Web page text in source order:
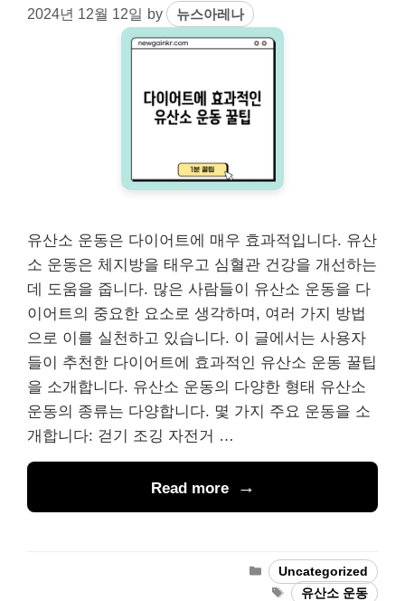
2024년 12월 12일 by 뉴스아레나
유산소 운동은 다이어트에 매우 효과적입니다. 유산
소 운동은 체지방을 태우고 심혈관 건강을 개선하는
데 도움을 줍니다. 많은 사람들이 유산소 운동을 다
이어트의 중요한 요소로 생각하며, 여러 가지 방법
으로 이를 실천하고 있습니다. 이 글에서는 사용자
들이 추천한 다이어트에 효과적인 유산소 운동 꿀팁
을 소개합니다. 유산소 운동의 다양한 형태 유산소
운동의 종류는 다양합니다. 몇 가지 주요 운동을 소
개합니다: 걷기 조깅 자전거 …
Read more
Categories
Uncategorized
Tags유산소 운동